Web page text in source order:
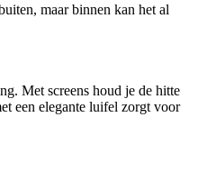
maar binnen kan het al
Met screens houd je de hitte
een elegante luifel zorgt voor